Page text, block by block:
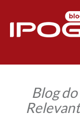
Blog